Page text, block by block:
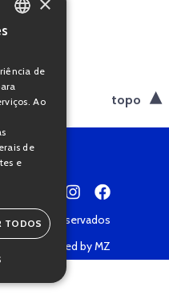
topo
direitos reservados
Powered by MZ
de
Ao
de
e
TODOS